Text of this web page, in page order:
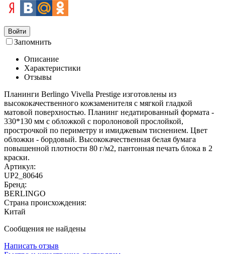
Войти
Запомнить
Описание
Характеристики
Отзывы
Планинги Berlingo Vivella Prestige изготовлены из
высококачественного кожзаменителя с мягкой гладкой
матовой поверхностью. Планинг недатированный формата -
330*130 мм с обложкой с поролоновой прослойкой,
прострочкой по периметру и имиджевым тиснением. Цвет
обложки - бордовый. Высококачественная белая бумага
повышенной плотности 80 г/м2, пантонная печать блока в 2
краски.
Артикул:
UP2_80646
Бренд:
BERLINGO
Страна происхождения:
Китай
Сообщения не найдены
Написать отзыв